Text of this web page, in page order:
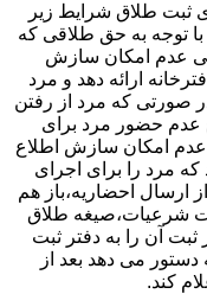
ثبت طلاق شرایط زیر
توجه به حق طلاقی که
عدم امکان سازش
ارائه دهد و مرد
صورتی که مرد از رفتن
عدم حضور مرد برای
عدم امکان سازش اطلاع
که مرد را برای اجرای
ارسال احضاریه،باز هم
شرعیات،صیغه طلاق
آن را به دفتر ثبت
دستور می دهد بعد از
کند.